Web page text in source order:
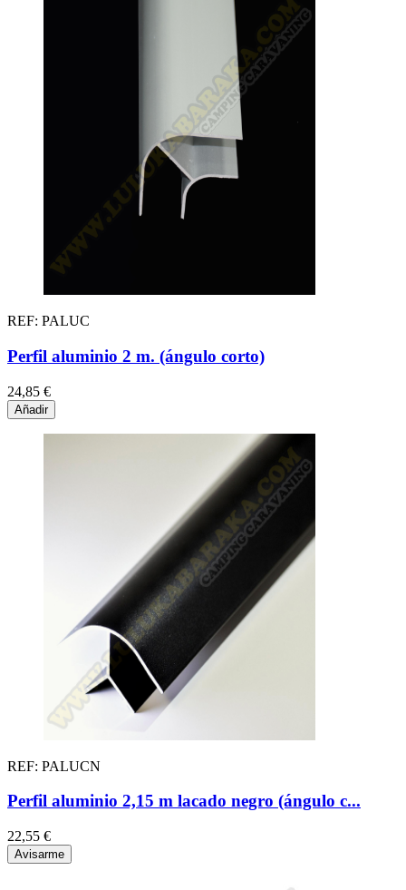
REF: PALUC
Perfil aluminio 2 m. (ángulo corto)
24,85 €
Añadir
REF: PALUCN
Perfil aluminio 2,15 m lacado negro (ángulo c...
22,55 €
Avisarme